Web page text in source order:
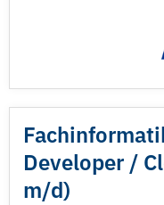
Developer /
m/d)